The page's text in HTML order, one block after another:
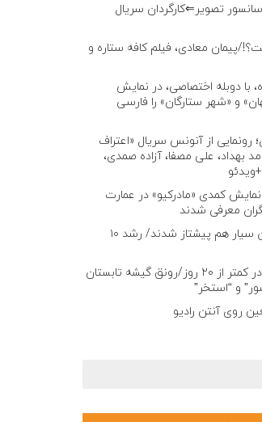
تصویر⇐کارگردان سریال
پیمان معادی، فیلم کافه ستاره و
با دوبله اختصاصی، در نمایش
و «شهر ستارگان» را فارسی
رونمایی از آنونس سریال «اعتراف
بهداد، علی مصفا، آزاده صمدی،
کمدی «مادرکیو» در عمارت
معرفی شدند
انیمیشن‌ها در اکران سیار هم پیشتاز شدند/ رشد ۱۰
۱۲۰میلیارد فروش در کمتر از ۲۰ روز/رونق گیشه تابستان
و “استخر”
روی آنتن رادیو